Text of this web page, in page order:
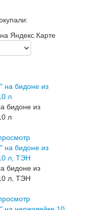
Яндекс.Карте
бидоне из
л
бидоне из
л, ТЭН